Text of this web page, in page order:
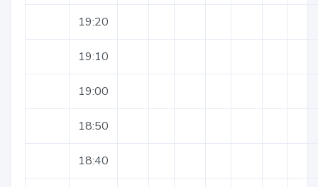
19:20
19:10
19:00
18:50
18:40